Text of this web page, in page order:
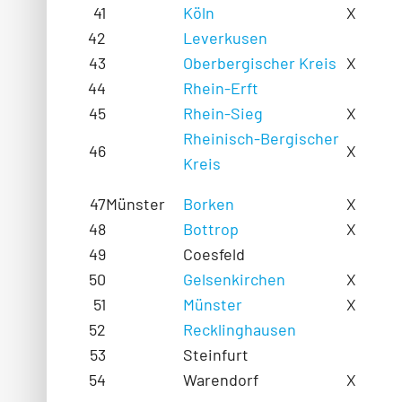
41 Köln
X
42
Leverkusen
43
Oberbergischer Kreis X
44
Rhein-Erft
45
Rhein-Sieg
X
46
Rheinisch-Bergischer
Kreis
X
47Münster Borken
X
48
Bottrop
X
49
Coesfeld
50
Gelsenkirchen
X
51
Münster
X
52
Recklinghausen
53
Steinfurt
54
Warendorf X